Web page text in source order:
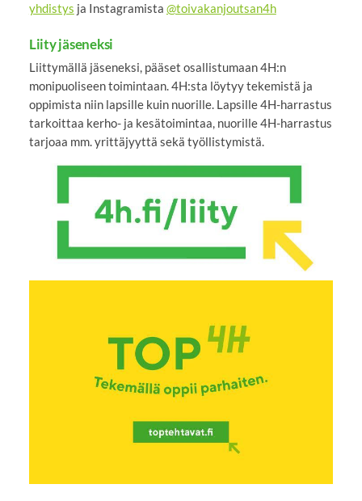
yhdistys ja Instagramista @toivakanjoutsan4h
Liity jäseneksi
Liittymällä jäseneksi, pääset osallistumaan 4H:n
monipuoliseen toimintaan. 4H:sta löytyy tekemistä ja
oppimista niin lapsille kuin nuorille. Lapsille 4H-harrastus
tarkoittaa kerho- ja kesätoimintaa, nuorille 4H-harrastus
tarjoaa mm. yrittäjyyttä sekä työllistymistä.